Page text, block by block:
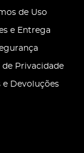
de Uso
e Entrega
de Privacidade
e Devoluções